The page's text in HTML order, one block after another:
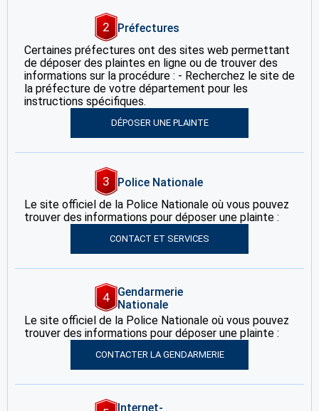
2
Préfectures
Certaines préfectures ont des sites web permettant
de déposer des plaintes en ligne ou de trouver des
informations sur la procédure : - Recherchez le site de
la préfecture de votre département pour les
instructions spécifiques.
DÉPOSER UNE PLAINTE
3
Police Nationale
Le site officiel de la Police Nationale où vous pouvez
trouver des informations pour déposer une plainte :
CONTACT ET SERVICES
4
Gendarmerie
Nationale
Le site officiel de la Police Nationale où vous pouvez
trouver des informations pour déposer une plainte :
CONTACTER LA GENDARMERIE
Internet-